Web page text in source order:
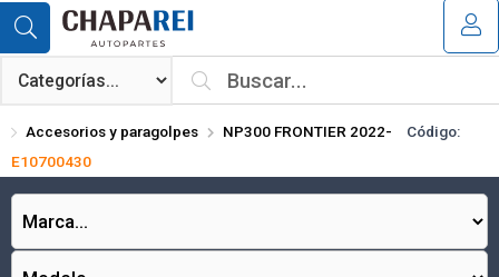
Compartir por email
¿Tienes cupón de descuento?
Accesorios y paragolpes NP300 FRONTIER 2022-
Código:
E10700430